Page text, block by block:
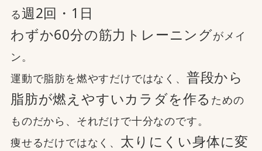
る週2回・1日
わずか60分の筋力トレーニングがメイ
ン。
運動で脂肪を燃やすだけではなく、 普段から
脂肪が燃えやすいカラダを作る ための
ものだから、それだけで十分なのです。
痩せるだけではなく、 太りにくい身体に変